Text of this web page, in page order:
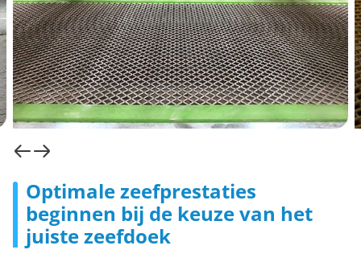
Optimale zeefprestaties
beginnen bij de keuze van het
juiste zeefdoek